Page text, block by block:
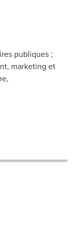
publiques ;
marketing et